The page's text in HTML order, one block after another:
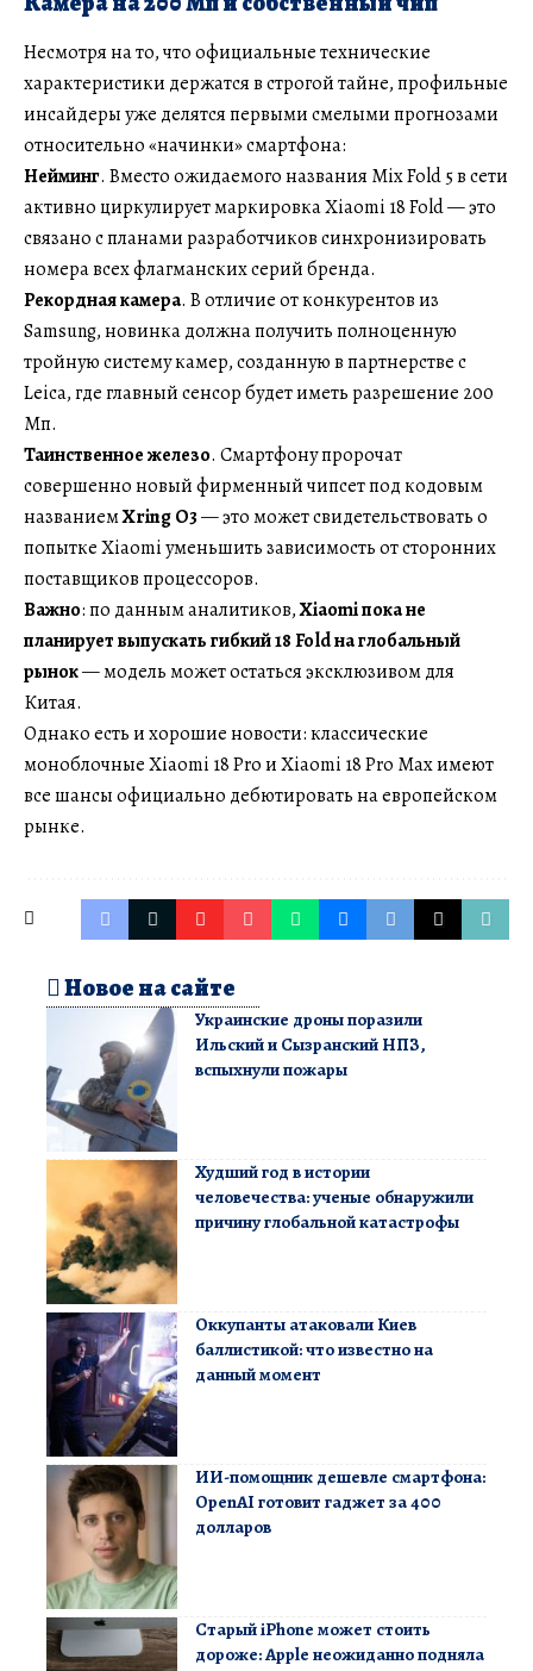
Несмотря на то, что официальные технические
характеристики держатся в строгой тайне, профильные
инсайдеры уже делятся первыми смелыми прогнозами
относительно «начинки» смартфона:
Нейминг. Вместо ожидаемого названия Mix Fold 5 в сети
активно циркулирует маркировка Xiaomi 18 Fold — это
связано с планами разработчиков синхронизировать
номера всех флагманских серий бренда.
Рекордная камера. В отличие от конкурентов из
Samsung, новинка должна получить полноценную
тройную систему камер, созданную в партнерстве с
Leica, где главный сенсор будет иметь разрешение 200
Мп.
Таинственное железо. Смартфону пророчат
совершенно новый фирменный чипсет под кодовым
названиемXring O3— это может свидетельствовать о
попытке Xiaomi уменьшить зависимость от сторонних
поставщиков процессоров.
Важно: по данным аналитиков,Xiaomi пока не
планирует выпускать гибкий 18 Fold на глобальный
рынок— модель может остаться эксклюзивом для
Китая.
Однако есть и хорошие новости: классические
моноблочные Xiaomi 18 Pro и Xiaomi 18 Pro Max имеют
все шансы официально дебютировать на европейском
рынке.
Новое на сайте
Украинские дроны поразили
Ильский и Сызранский НПЗ,
вспыхнули пожары
Худший год в истории
человечества: ученые обнаружили
причину глобальной катастрофы
Оккупанты атаковали Киев
баллистикой: что известно на
данный момент
ИИ-помощник дешевле смартфона:
OpenAI готовит гаджет за 400
долларов
Старый iPhone может стоить
дороже: Apple неожиданно подняла